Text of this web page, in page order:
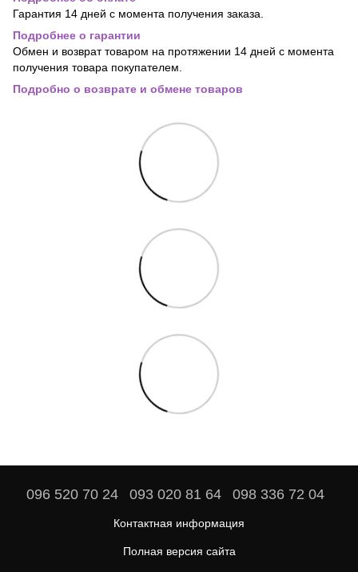
Гарантия 14 дней с момента получения заказа.
Подробнее о гарантии
Обмен и возврат товаром на протяжении 14 дней с момента
получения товара покупателем.
Подробно о возврате и обмене товаров
096 520 70 24 093 020 81 64 098 336 72 04
Контактная информация
Полная версия сайта